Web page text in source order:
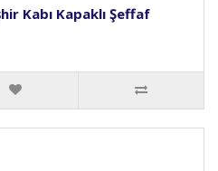
Kabı Kapaklı Şeffaf